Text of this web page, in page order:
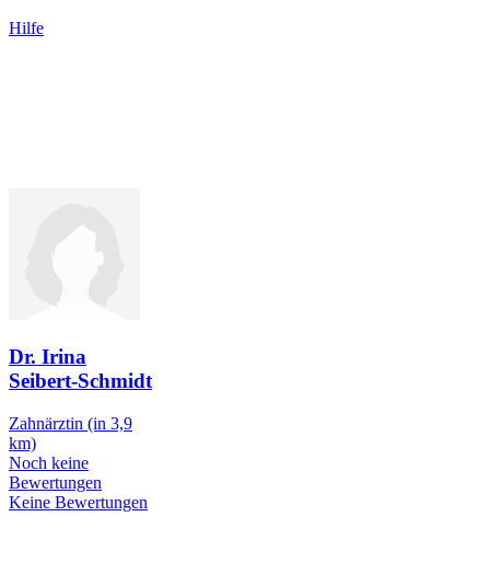
Hilfe
Dr. Irina
Seibert-Schmidt
Zahnärztin (in 3,9
km)
Noch keine
Bewertungen
Keine Bewertungen